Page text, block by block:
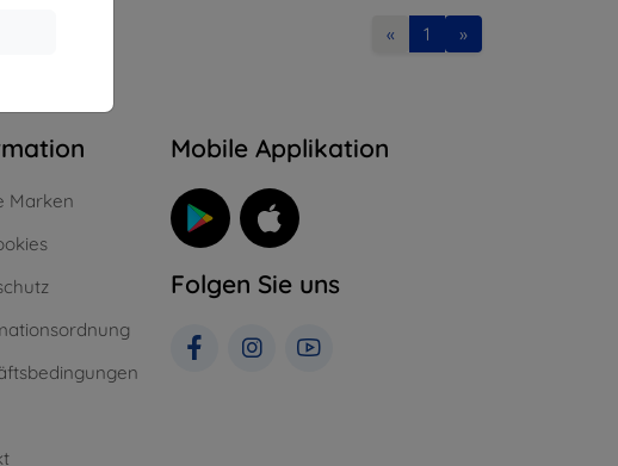
« 1 »
Marken
Mobile Applikation
Folgen Sie uns